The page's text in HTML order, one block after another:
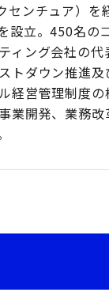
センチュア）を
設立。450名の
ィング会社の代
トダウン推進
経営管理制度
業開発、業務